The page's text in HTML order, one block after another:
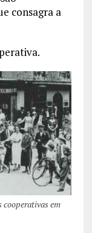
consagra a
em